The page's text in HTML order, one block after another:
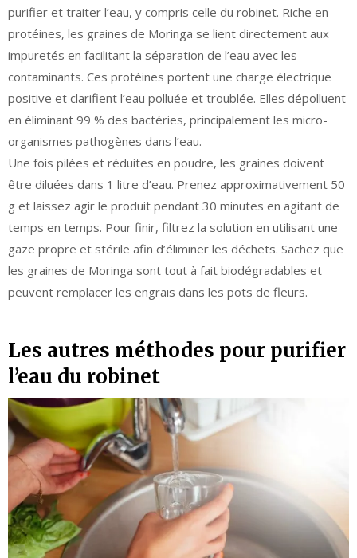
purifier et traiter l’eau, y compris celle du robinet. Riche en
protéines, les graines de Moringa se lient directement aux
impuretés en facilitant la séparation de l’eau avec les
contaminants. Ces protéines portent une charge électrique
positive et clarifient l’eau polluée et troublée. Elles dépolluent
en éliminant 99 % des bactéries, principalement les micro-
organismes pathogènes dans l’eau.
Une fois pilées et réduites en poudre, les graines doivent
être diluées dans 1 litre d’eau. Prenez approximativement 50
g et laissez agir le produit pendant 30 minutes en agitant de
temps en temps. Pour finir, filtrez la solution en utilisant une
gaze propre et stérile afin d’éliminer les déchets. Sachez que
les graines de Moringa sont tout à fait biodégradables et
peuvent remplacer les engrais dans les pots de fleurs.
Les autres méthodes pour purifier
l’eau du robinet